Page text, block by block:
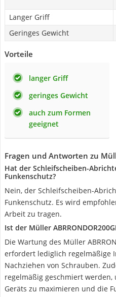
Langer Griff
Geringes Gewicht
Vorteile
langer Griff
geringes Gewicht
auch zum Formen
geeignet
Fragen und Antworten zu
Hat der Schleifscheiben-
Funkenschutz?
Nein, der Schleifscheiben-
Funkenschutz. Es wird
Arbeit zu tragen.
Ist der Müller
Die Wartung des Müller
erfordert lediglich regelmäßige
Nachziehen von Schrauben.
regelmäßig geschmiert werden,
Geräts zu maximieren und die